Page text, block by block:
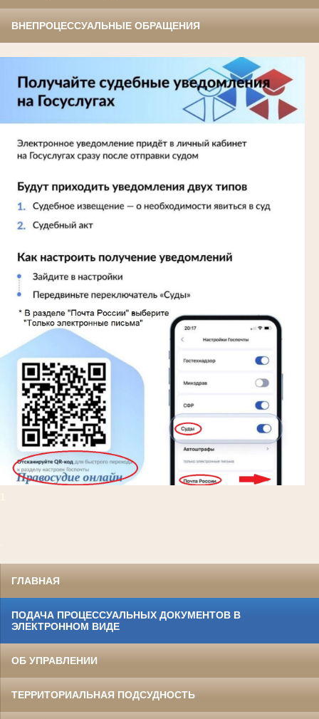
ВНЕПРОЦЕССУАЛЬНЫЕ ОБРАЩЕНИЯ
ГЛАВНАЯ
ПОДАЧА ПРОЦЕССУАЛЬНЫХ ДОКУМЕНТОВ В
ЭЛЕКТРОННОМ ВИДЕ
ОБ УПРАВЛЕНИИ
ТЕРРИТОРИАЛЬНАЯ ПОДСУДНОСТЬ